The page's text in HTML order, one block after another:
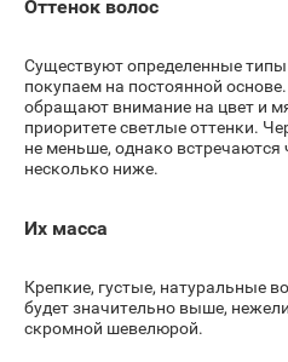
Оттенок волос
Существуют определенные
покупаем на постоянной
обращают внимание на цвет и
приоритете светлые оттенки.
не меньше, однако
несколько ниже.
Их масса
Крепкие, густые, натуральные
будет значительно выше,
скромной шевелюрой.